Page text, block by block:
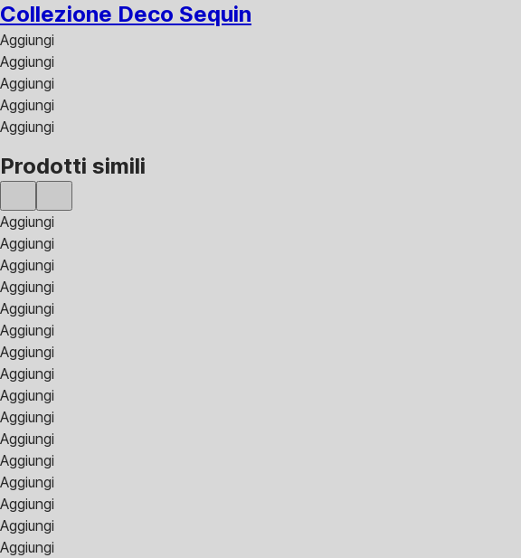
Collezione Deco Sequin
Aggiungi
Aggiungi
Aggiungi
Aggiungi
Aggiungi
Prodotti simili
Aggiungi
Aggiungi
Aggiungi
Aggiungi
Aggiungi
Aggiungi
Aggiungi
Aggiungi
Aggiungi
Aggiungi
Aggiungi
Aggiungi
Aggiungi
Aggiungi
Aggiungi
Aggiungi